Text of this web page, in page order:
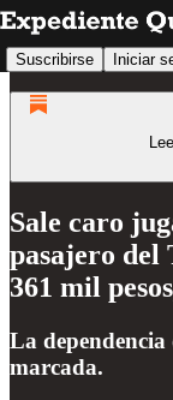
Suscribirse Iniciar
Sale caro
pasajero del
361 mil
La dependencia
marcada.